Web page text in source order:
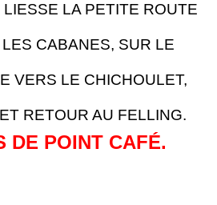
LA PETITE ROUTE
CABANES, SUR LE
VERS LE CHICHOULET,
RETOUR AU FELLING.
DE POINT CAFÉ.